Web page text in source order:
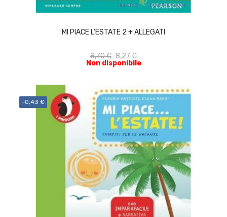
MI PIACE L'ESTATE 2 + ALLEGATI
8,70 € 8,27 €
Non disponibile
-0,43 €